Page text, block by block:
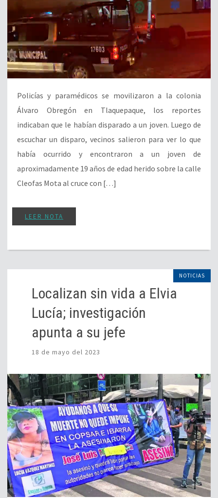
Policías y paramédicos se movilizaron a la colonia
Álvaro Obregón en Tlaquepaque, los reportes
indicaban que le habían disparado a un joven. Luego de
escuchar un disparo, vecinos salieron para ver lo que
había ocurrido y encontraron a un joven de
aproximadamente 19 años de edad herido sobre la calle
Cleofas Mota al cruce con […]
LEER NOTA
NOTICIAS
Localizan sin vida a Elvia
Lucía; investigación
apunta a su jefe
18 de mayo del 2023